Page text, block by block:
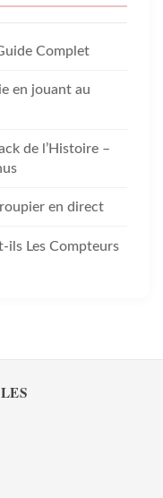
Complet
en jouant au
de l’Histoire –
en direct
ils Les Compteurs